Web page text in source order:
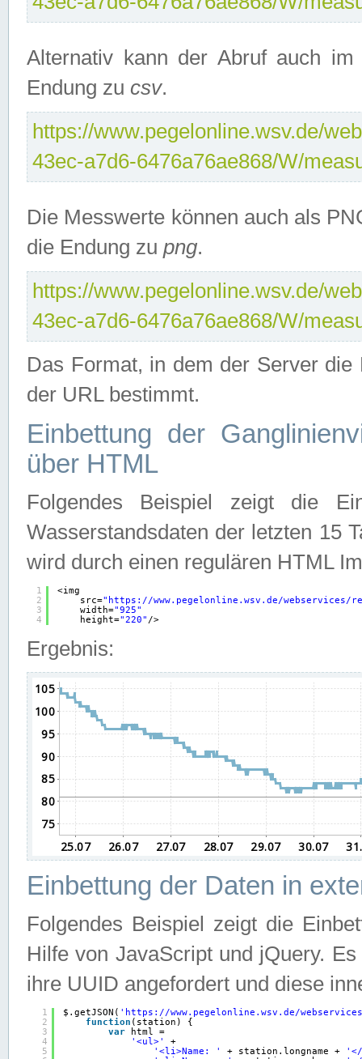
Alternativ kann der Abruf auch
Endung zu csv.
https://www.pegelonline.wsv.de/
43ec-a7d6-6476a76ae868/W/
Die Messwerte können auch als
die Endung zu png.
https://www.pegelonline.wsv.de/
43ec-a7d6-6476a76ae868/W/
Das Format, in dem der Server
der URL bestimmt.
Einbettung der
über HTML
Folgendes Beispiel zeigt die
Wasserstandsdaten der letzten 15
wird durch einen regulären HTML
1
2
3
4
<img
src=" https://www.pegelonline.wsv.de/webservices/
width="925"
height="220" />
Ergebnis:
Einbettung der Daten in
Folgendes Beispiel zeigt die
Hilfe von JavaScript und jQuery.
ihre UUID angefordert und diese
1
2
3
4
5
$.getJSON( ' https://www.pegelonline.wsv.de/
function (station) {
var
html =
'<ul>'
+
'<li>Name: '
+ station.longname +